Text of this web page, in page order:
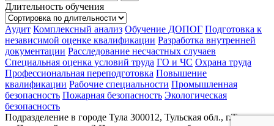
Длительность обучения
Аудит Комплексный анализ Обучение ДОПОГ Подготовка к
независимой оценке квалификации Разработка внутренней
документации Расследование несчастных случаев
Специальная оценка условий труда ГО и ЧС Охрана труда
Профессиональная переподготовка Повышение
квалификации Рабочие специальности Промышленная
безопасность Пожарная безопасность Экологическая
безопасность
Подразделение в городе Тула 300012, Тульская обл., г.Тула,